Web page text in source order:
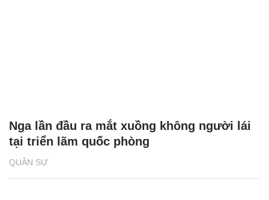
QUÂN SỰ
Nga lần đầu ra mắt xuồng không người lái
tại triển lãm quốc phòng